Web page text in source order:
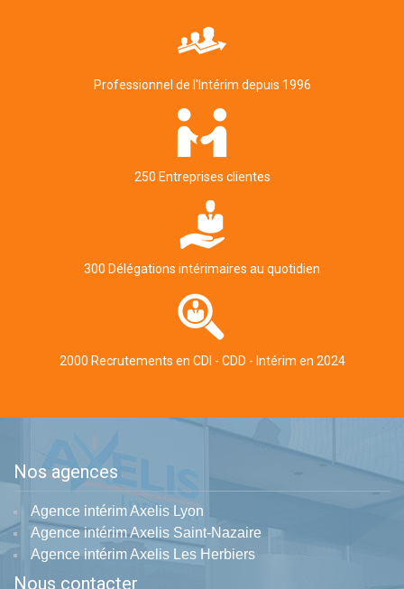
Professionnel de l'Intérim depuis 1996
250 Entreprises clientes
300 Délégations intérimaires au quotidien
2000 Recrutements en CDI - CDD - Intérim en 2024
Nos agences
Agence intérim Axelis Lyon
Agence intérim Axelis Saint-Nazaire
Agence intérim Axelis Les Herbiers
Nous contacter